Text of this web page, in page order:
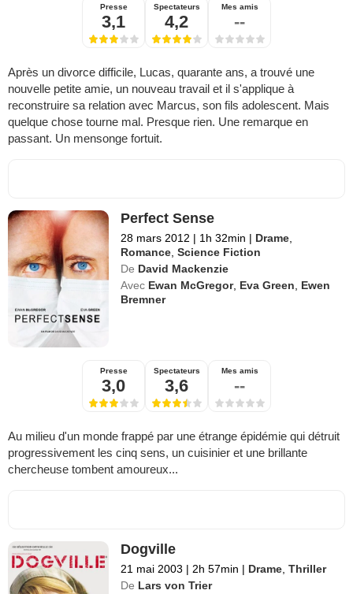
Presse
3,1
Spectateurs
4,2
Mes amis
--
Après un divorce difficile, Lucas, quarante ans, a trouvé une
nouvelle petite amie, un nouveau travail et il s'applique à
reconstruire sa relation avec Marcus, son fils adolescent. Mais
quelque chose tourne mal. Presque rien. Une remarque en
passant. Un mensonge fortuit.
Perfect Sense
28 mars 2012 | 1h 32min | Drame
Romance ,Science Fiction
De David Mackenzie
Avec Ewan McGregor, Eva Green
Ewen
Bremner
Presse
3,0
Spectateurs
3,6
Mes amis
--
Au milieu d'un monde frappé par une étrange épidémie qui détruit
progressivement les cinq sens, un cuisinier et une brillante
chercheuse tombent amoureux...
Dogville
21 mai 2003 | 2h 57min | Drame ,Thriller
De Lars von Trier